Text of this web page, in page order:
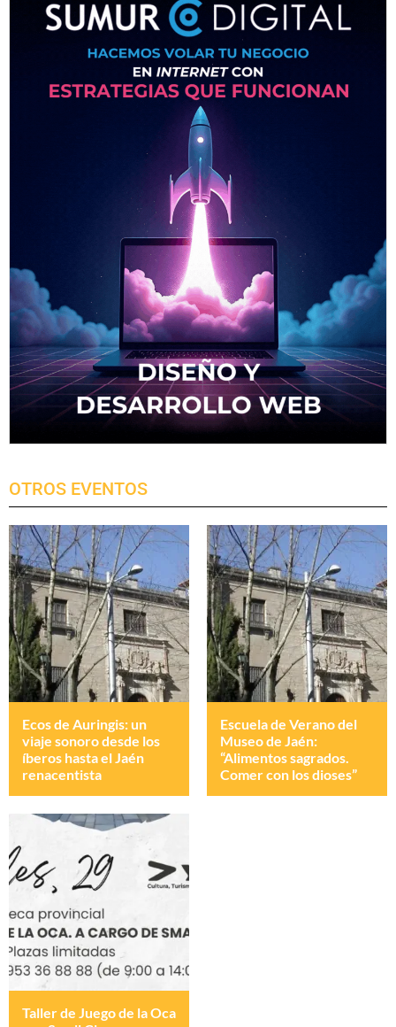
OTROS EVENTOS
Ecos de Auringis: un
viaje sonoro desde los
íberos hasta el Jaén
renacentista
Escuela de Verano del
Museo de Jaén:
“Alimentos sagrados.
Comer con los dioses”
Taller de Juego de la Oca